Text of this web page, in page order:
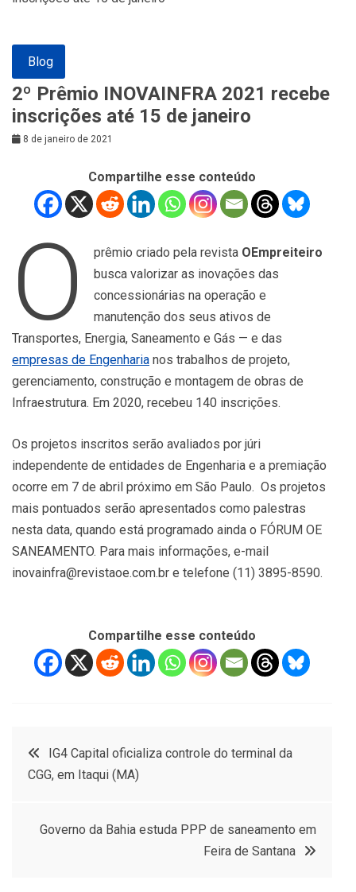
Blog
2º Prêmio INOVAINFRA 2021 recebe
inscrições até 15 de janeiro
8 de janeiro de 2021
Compartilhe esse conteúdo
O prêmio criado pela revista OEmpreiteiro
busca valorizar as inovações das
concessionárias na operação e
manutenção dos seus ativos de
Transportes, Energia, Saneamento e Gás — e das
empresas de Engenharia nos trabalhos de projeto,
gerenciamento, construção e montagem de obras de
Infraestrutura. Em 2020, recebeu 140 inscrições.
Os projetos inscritos serão avaliados por júri
independente de entidades de Engenharia e a premiação
ocorre em 7 de abril próximo em São Paulo. Os projetos
mais pontuados serão apresentados como palestras
nesta data, quando está programado ainda o FÓRUM OE
SANEAMENTO. Para mais informações, e-mail
inovainfra@revistaoe.com.br e telefone (11) 3895-8590.
Compartilhe esse conteúdo
Navegação
Post
IG4 Capital oficializa controle do terminal da
CGG, em Itaqui (MA)
Governo da Bahia estuda PPP de saneamento em
Feira de Santana